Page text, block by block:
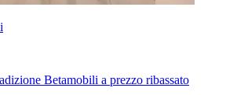
Betamobili a prezzo ribassato